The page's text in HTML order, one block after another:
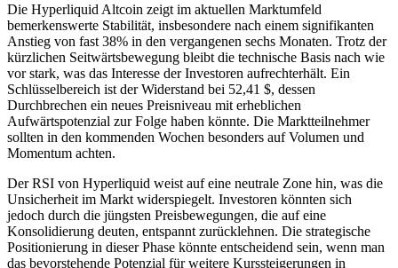
Die Hyperliquid Altcoin zeigt im aktuellen Marktumfeld
bemerkenswerte Stabilität, insbesondere nach einem signifikanten
Anstieg von fast 38% in den vergangenen sechs Monaten. Trotz der
kürzlichen Seitwärtsbewegung bleibt die technische Basis nach wie
vor stark, was das Interesse der Investoren aufrechterhält. Ein
Schlüsselbereich ist der Widerstand bei 52,41 $, dessen
Durchbrechen ein neues Preisniveau mit erheblichen
Aufwärtspotenzial zur Folge haben könnte. Die Marktteilnehmer
sollten in den kommenden Wochen besonders auf Volumen und
Momentum achten.
Der RSI von Hyperliquid weist auf eine neutrale Zone hin, was die
Unsicherheit im Markt widerspiegelt. Investoren könnten sich
jedoch durch die jüngsten Preisbewegungen, die auf eine
Konsolidierung deuten, entspannt zurücklehnen. Die strategische
Positionierung in dieser Phase könnte entscheidend sein, wenn man
das bevorstehende Potenzial für weitere Kurssteigerungen in